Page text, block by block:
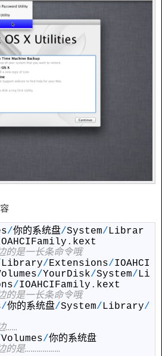
/你的系统盘/System/Librar
. kext
是一长条命令哦
Library/Extensions/IOAHCI
/YourDisk/System/Li
/IOAHCIFamily . kext
是一长条命令哦
/你的系统盘/System/Library/
……
Volumes/你的系统盘
的是………………